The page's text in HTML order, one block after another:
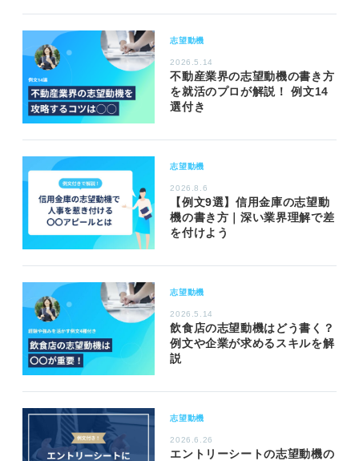
志望動機
2026.5.14
不動産業界の志望動機の書き方
を就活のプロが解説！ 例文14
選付き
志望動機
2026.8.6
【例文9選】信用金庫の志望動
機の書き方｜深い業界理解で差
を付けよう
志望動機
2026.5.14
飲食店の志望動機はどう書く？
例文や企業が求めるスキルを解
説
志望動機
2026.6.26
エントリーシートの志望動機の